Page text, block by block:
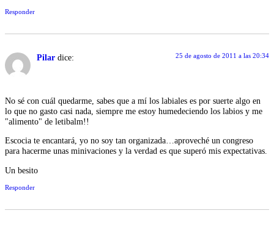
Responder
Pilar dice: 25 de agosto de 2011 a las 20:34
No sé con cuál quedarme, sabes que a mí los labiales es por suerte algo en
lo que no gasto casi nada, siempre me estoy humedeciendo los labios y me
"alimento" de letibalm!!
Escocia te encantará, yo no soy tan organizada…aproveché un congreso
para hacerme unas minivaciones y la verdad es que superó mis expectativas.
Un besito
Responder